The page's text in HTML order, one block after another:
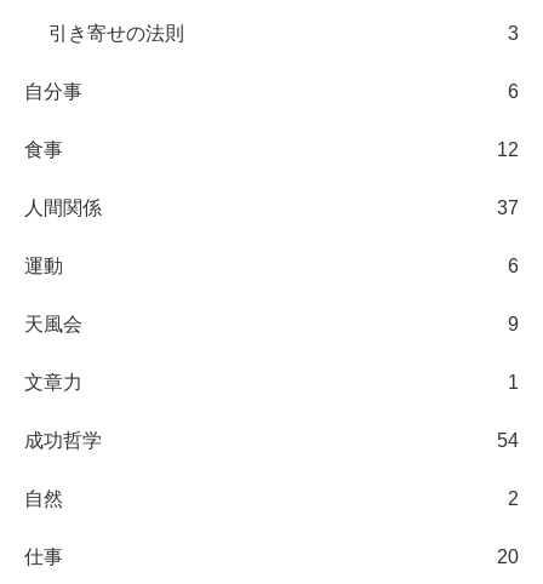
引き寄せの法則 3
自分事 6
食事 12
人間関係 37
運動 6
天風会 9
文章力 1
成功哲学 54
自然 2
仕事 20